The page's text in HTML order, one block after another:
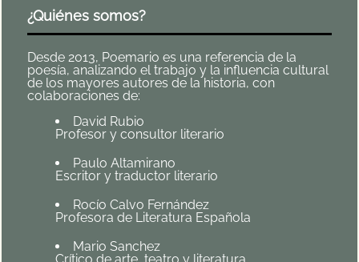
¿Quiénes somos?
Desde 2013, Poemario es una referencia de la
poesía, analizando el trabajo y la influencia cultural
de los mayores autores de la historia, con
colaboraciones de:
David Rubio
Profesor y consultor literario
Paulo Altamirano
Escritor y traductor literario
Rocío Calvo Fernández
Profesora de Literatura Española
Mario Sanchez
Crítico de arte, teatro y literatura